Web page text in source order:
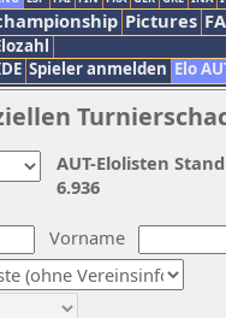
Pictures
Spieler anmelden Elo
Vorname
AUT-Elolisten
6.936